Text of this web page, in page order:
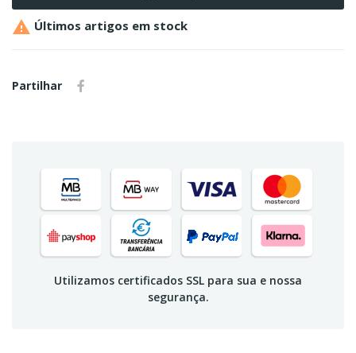
 Últimos artigos em stock
Partilhar
Utilizamos certificados SSL para sua e nossa
segurança.